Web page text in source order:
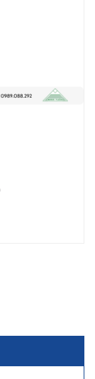
trước
mua 2 giờ